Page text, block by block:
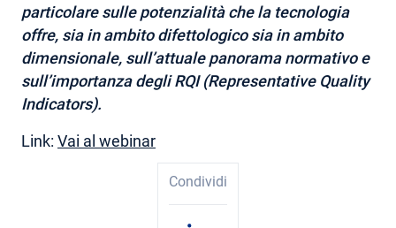
particolare sulle potenzialità che la tecnologia
offre, sia in ambito difettologico sia in ambito
dimensionale, sull’attuale panorama normativo e
sull’importanza degli RQI (Representative Quality
Indicators).
Link: Vai al webinar
Condividi